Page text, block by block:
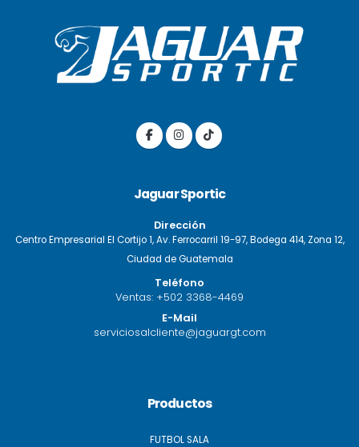
Jaguar Sportic
Dirección
Centro Empresarial El Cortijo 1, Av. Ferrocarril 19-97, Bodega 414, Zona 12,
Ciudad de Guatemala
Teléfono
Ventas: +502 3368-4469
E-Mail
serviciosalcliente@jaguargt.com
Productos
FUTBOL SALA